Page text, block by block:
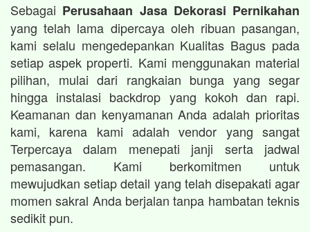
Sebagai Perusahaan Jasa Dekorasi Pernikahan
yang telah lama dipercaya oleh ribuan pasangan,
kami selalu mengedepankan Kualitas Bagus pada
setiap aspek properti. Kami menggunakan material
pilihan, mulai dari rangkaian bunga yang segar
hingga instalasi backdrop yang kokoh dan rapi.
Keamanan dan kenyamanan Anda adalah prioritas
kami, karena kami adalah vendor yang sangat
Terpercaya dalam menepati janji serta jadwal
pemasangan. Kami berkomitmen untuk
mewujudkan setiap detail yang telah disepakati agar
momen sakral Anda berjalan tanpa hambatan teknis
sedikit pun.